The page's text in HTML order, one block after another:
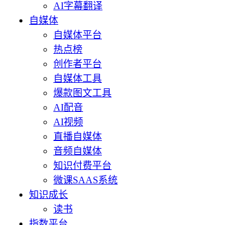
AI字幕翻译
自媒体
自媒体平台
热点榜
创作者平台
自媒体工具
爆款图文工具
AI配音
AI视频
直播自媒体
音频自媒体
知识付费平台
微课SAAS系统
知识成长
读书